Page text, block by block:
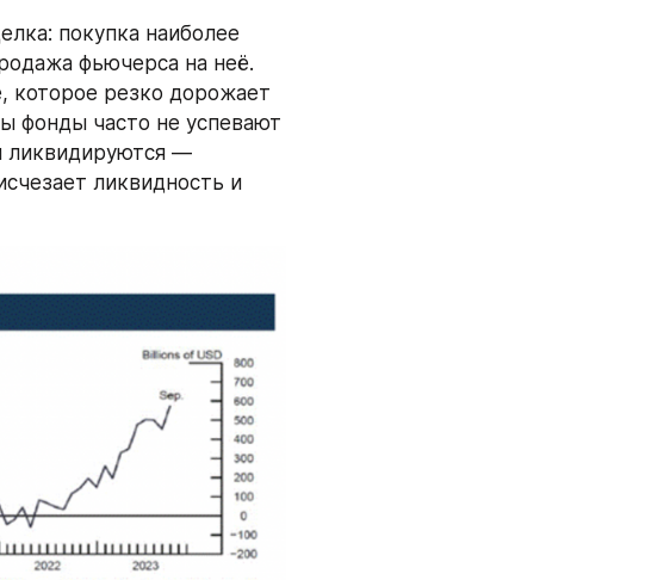
покупка наиболее
фьючерса на неё.
которое резко дорожает
фонды часто не успевают
ликвидируются —
ликвидность и